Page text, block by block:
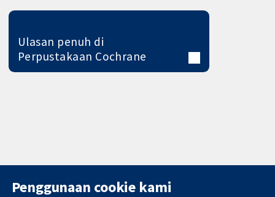
Ulasan penuh di
Perpustakaan Cochrane
Penggunaan cookie kami